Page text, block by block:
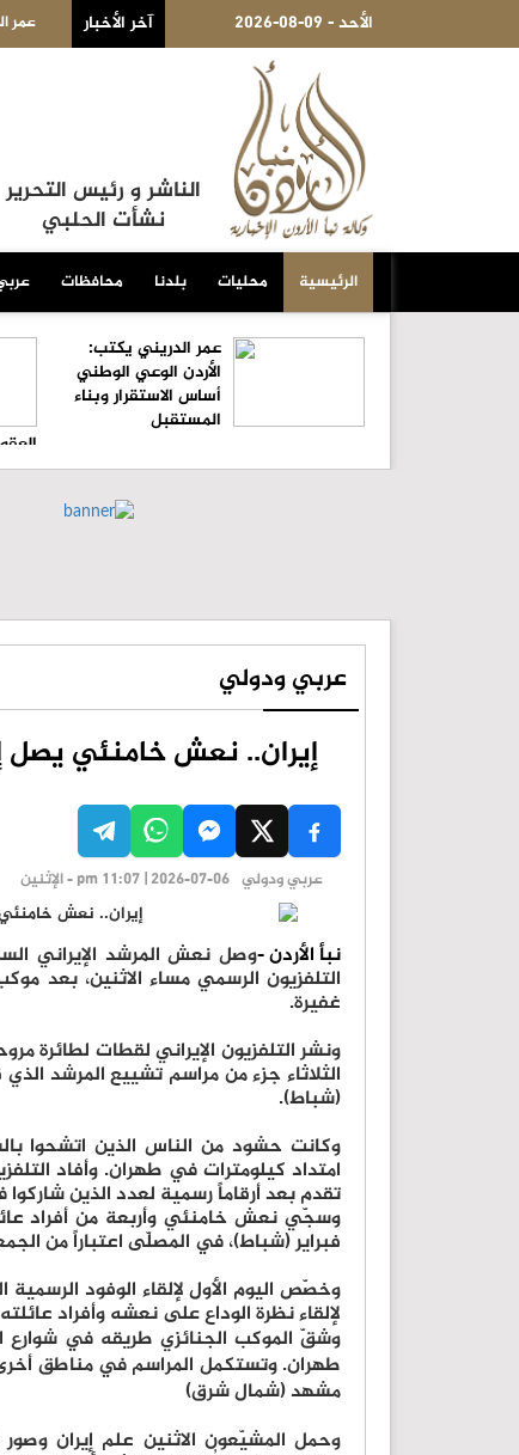
2026-08-09 - الأحد آخر الأخبار
يكتب: الأردن الوعي الوطني أساس الاستقرار وبناء المستقبل
الناشر و رئيس التحرير
نشأت الحلبي
الرئيسية محليات بلدنا محافظات
عمر الدريني يكتب:
الأردن الوعي الوطني
أساس الاستقرار وبناء
المستقبل
عربي ودولي
إيران.. نعش خامنئي
عربي ودولي pm 11:07 | 2026-07-06 - الإثنين
نبأ الأردن -وصل نعش المرشد الإيراني
التلفزيون الرسمي مساء الاثنين، بعد
غفيرة.
ونشر التلفزيون الإيراني لقطات
(شباط).
وكانت حشود من الناس الذين اتشحوا
امتداد كيلومترات في طهران. وأفاد
تقدم بعد أرقاماً رسمية لعدد الذين
فبراير (شباط)، في المصلّى اعتباراً من
وخصّص اليوم الأول لإلقاء الوفود
لإلقاء نظرة الوداع على نعشه وأفراد
وشقّ الموكب الجنائزي طريقه في شوارع
طهران. وتستكمل المراسم في مناطق
مشهد (شمال شرق)
وحمل المشيّعون الاثنين علم إيران وصور